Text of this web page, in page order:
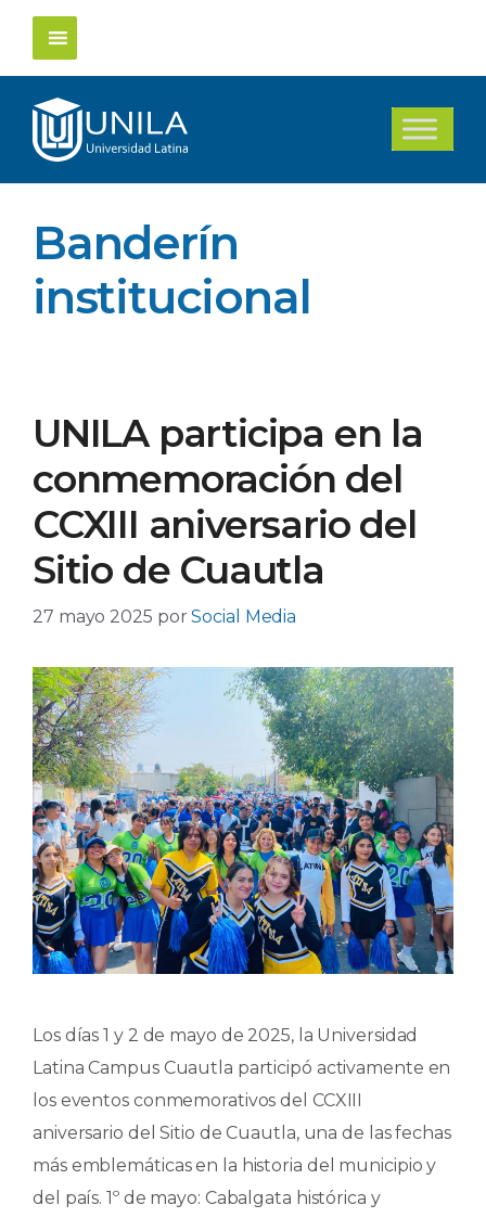
Saltar
contenido
Banderín
institucional
UNILA participa en la
conmemoración del
CCXIII aniversario del
Sitio de Cuautla
27 mayo 2025 porSocial Media
Los días 1 y 2 de mayo de 2025, la Universidad
Latina Campus Cuautla participó activamente en
los eventos conmemorativos del CCXIII
aniversario del Sitio de Cuautla, una de las fechas
más emblemáticas en la historia del municipio y
del país. 1º de mayo: Cabalgata histórica y